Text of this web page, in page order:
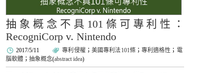
抽象概念不具101條可專利性：
RecogniCorp v. Nintendo
2017/5/11 專利侵權； 美國專利法101條； 專利適格性 ； 電
腦軟體 ；抽象概念(abstract idea)